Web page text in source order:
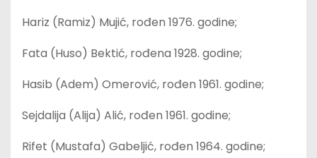
Hariz (Ramiz) Mujić, rođen 1976. godine;
Fata (Huso) Bektić, rođena 1928. godine;
Hasib (Adem) Omerović, rođen 1961. godine;
Sejdalija (Alija) Alić, rođen 1961. godine;
Rifet (Mustafa) Gabeljić, rođen 1964. godine;